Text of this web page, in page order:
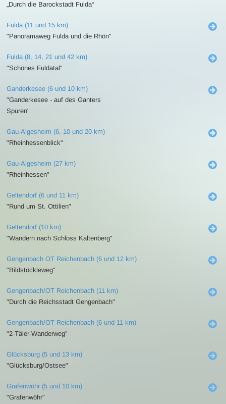
„Durch die Barockstadt Fulda“
Fulda (11 und 15 km)
"Panoramaweg Fulda und die Rhön"
Fulda (8, 14, 21 und 42 km)
"Schönes Fuldatal"
Ganderkesee (6 und 10 km)
"Ganderkesee - auf des Ganters
Spuren"
Gau-Algesheim (6, 10 und 20 km)
"Rheinhessenblick"
Gau-Algesheim (27 km)
"Rheinhessen"
Geltendorf (6 und 11 km)
"Rund um St. Ottilien"
Geltendorf (10 km)
"Wandern nach Schloss Kaltenberg"
Gengenbach OT Reichenbach (6 und 12 km)
"Bildstöckleweg"
Gengenbach/OT Reichenbach (11 km)
"Durch die Reichsstadt Gengenbach"
Gengenbach/OT Reichenbach (6 und 11 km)
"2-Täler-Wanderweg"
Glücksburg (5 und 13 km)
"Glücksburg/Ostsee"
Grafenwöhr (5 und 10 km)
"Grafenwöhr"